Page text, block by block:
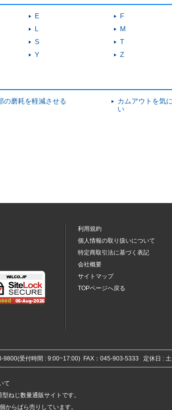
E
F
L
M
S
T
Y Z
の磨耗を軽減させる
カムアウトを気
い
利用規約
個人情報の取り扱いについて
特定商取引法に基づく表記
会社概要
サイトマップ
TOPページへ戻る
9800(受付時間 : 9:00~17:00) FAX：045-903-5333 定休日 :
て
ねじ数量通販サイトです。
からばら売りしています。